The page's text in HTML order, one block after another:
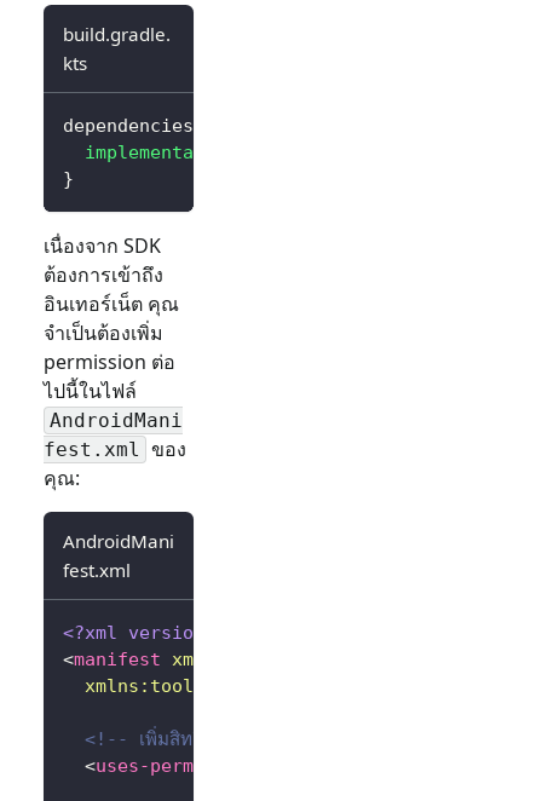
build.gradle.
kts
dependencies
implementation
}
เนื่องจาก SDK
ต้องการเข้าถึง
อินเทอร์เน็ต คุณ
จำเป็นต้องเพิ่ม
permission ต่อ
ไปนี้ในไฟล์
AndroidMani
fest.xml ของ
คุณ:
AndroidMani
fest.xml
<?xml version="1.0" encoding="utf-8"?>
<manifest xmlns:
xmlns: tools
<!-- เพิ่มสิทธิ์การใช้งานอินเทอร์เน็ต -->
<uses-permission